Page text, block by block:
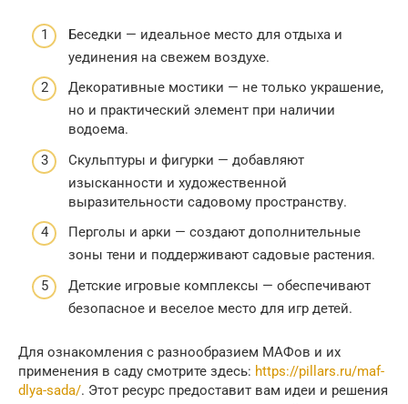
Беседки — идеальное место для отдыха и
уединения на свежем воздухе.
Декоративные мостики — не только украшение,
но и практический элемент при наличии
водоема.
Скульптуры и фигурки — добавляют
изысканности и художественной
выразительности садовому пространству.
Перголы и арки — создают дополнительные
зоны тени и поддерживают садовые растения.
Детские игровые комплексы — обеспечивают
безопасное и веселое место для игр детей.
Для ознакомления с разнообразием МАФов и их
применения в саду смотрите здесь: https://pillars.ru/maf-
dlya-sada/. Этот ресурс предоставит вам идеи и решения